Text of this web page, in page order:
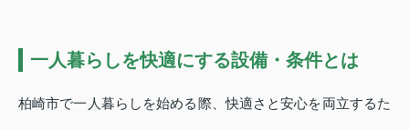
一人暮らしを快適にする設備・条件とは
柏崎市で一人暮らしを始める際、快適さと安心を両立するた